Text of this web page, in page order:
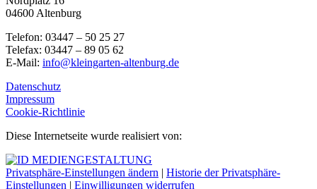
04600 Altenburg
Telefon: 03447 – 50 25 27
Telefax: 03447 – 89 05 62
E-Mail: info@kleingarten-altenburg.de
Datenschutz
Impressum
Cookie-Richtlinie
Diese Internetseite wurde realisiert von:
Privatsphäre-Einstellungen ändern | Historie der Privatsphäre-
Einstellungen | Einwilligungen widerrufen